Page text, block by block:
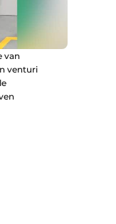
van
venturi